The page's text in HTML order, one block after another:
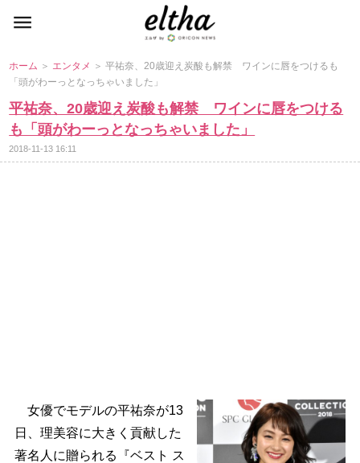
ホーム ＞ エンタメ ＞ 平祐奈、20歳迎え炭酸も解禁 ワインに唇をつけるも
「頭がわーっとなっちゃいました」
平祐奈、20歳迎え炭酸も解禁 ワインに唇をつける
も「頭がわーっとなっちゃいました」
2018-11-13 16:11
女優でモデルの平祐奈が13
日、理美容に大きく貢献した
著名人に贈られる『ベスト ス